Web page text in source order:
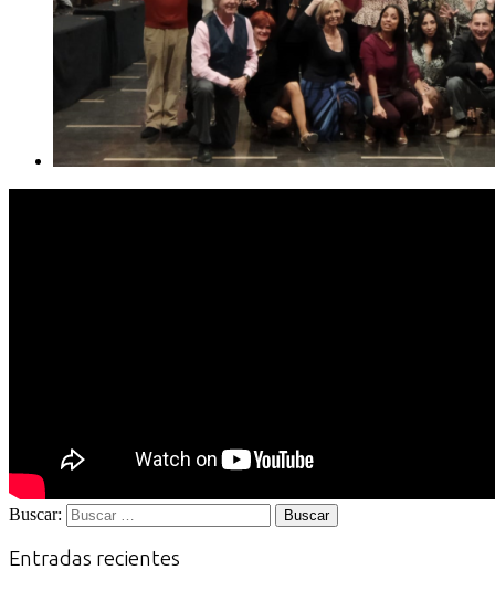
Buscar:
Entradas recientes